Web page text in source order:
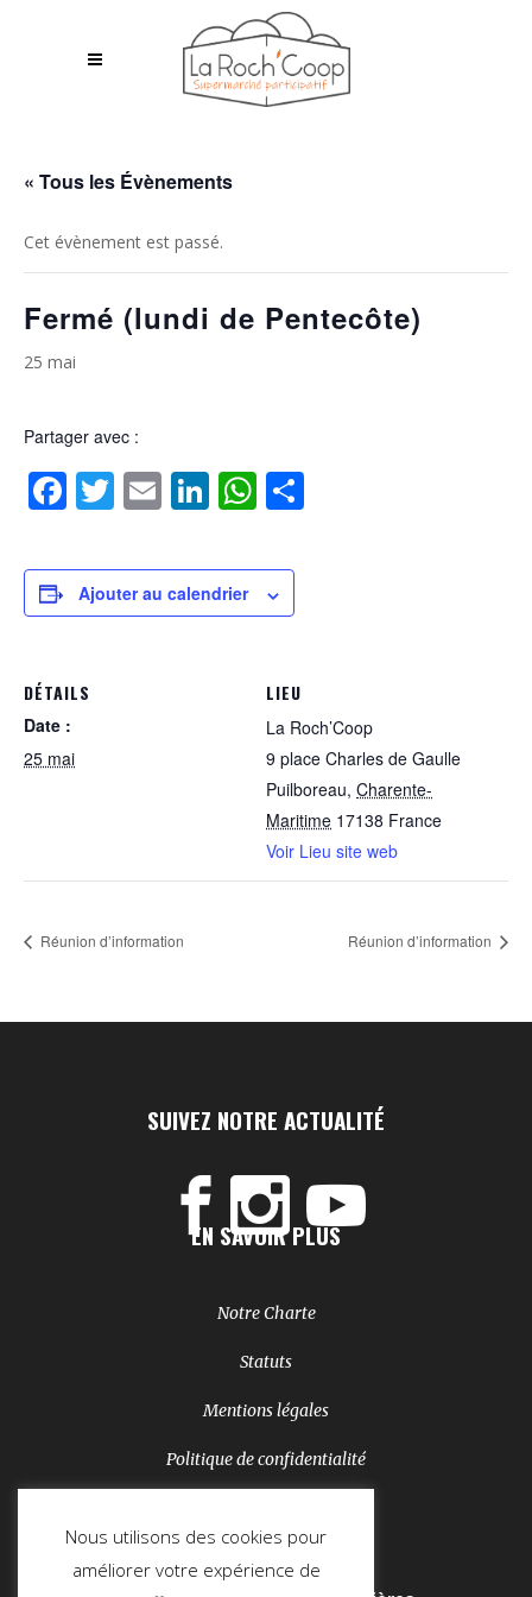
« Tous les Évènements
Cet évènement est passé.
Fermé (lundi de Pentecôte)
25 mai
Partager avec :
Facebook
Twitter
EmailLinkedIn
WhatsApp
Ajouter au calendrier
DÉTAILS
Date :
25 mai
LIEU
La Roch’Coop
9 place Charles de Gaulle
Puilboreau, Charente-
Maritime 17138 France
Voir Lieu site web
Réunion d’information Réunion d’information
SUIVEZ NOTRE ACTUALITÉ
EN SAVOIR PLUS
Notre Charte
Statuts
Mentions légales
Politique de confidentialité
NEWSLETTER
Nous utilisons des cookies pour
améliorer votre expérience de